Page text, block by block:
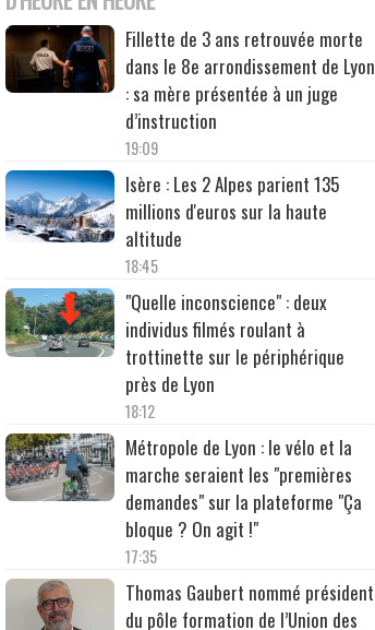
Fillette de 3 ans retrouvée morte
dans le 8e arrondissement de Lyon
: sa mère présentée à un juge
d’instruction
19:09
Isère : Les 2 Alpes parient 135
millions d'euros sur la haute
altitude
18:45
"Quelle inconscience" : deux
individus filmés roulant à
trottinette sur le périphérique
près de Lyon
18:12
Métropole de Lyon : le vélo et la
marche seraient les "premières
demandes" sur la plateforme "Ça
bloque ? On agit !"
17:35
Thomas Gaubert nommé président
du pôle formation de l’Union des